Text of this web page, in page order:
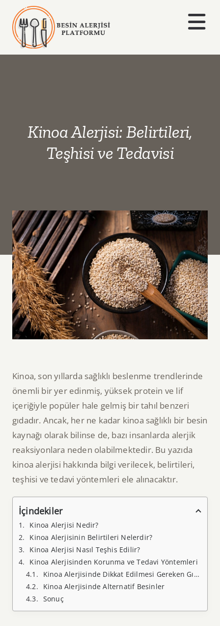
content
Anasayfa
Blog
Kinoa Alerjisi: Belirtileri,
Teşhisi ve Tedavisi
Kinoa, son yıllarda sağlıklı beslenme trendlerinde
önemli bir yer edinmiş, yüksek protein ve lif
içeriğiyle popüler hale gelmiş bir tahıl benzeri
gıdadır. Ancak, her ne kadar kinoa sağlıklı bir besin
kaynağı olarak bilinse de, bazı insanlarda alerjik
reaksiyonlara neden olabilmektedir. Bu yazıda
kinoa alerjisi hakkında bilgi verilecek, belirtileri,
teşhisi ve tedavi yöntemleri ele alınacaktır.
İçindekiler
Kinoa Alerjisi Nedir?
Kinoa Alerjisinin Belirtileri Nelerdir?
Kinoa Alerjisi Nasıl Teşhis Edilir?
Kinoa Alerjisinden Korunma ve Tedavi Yöntemleri
Kinoa Alerjisinde Dikkat Edilmesi Gereken Gıdalar
Kinoa Alerjisinde Alternatif Besinler
Sonuç